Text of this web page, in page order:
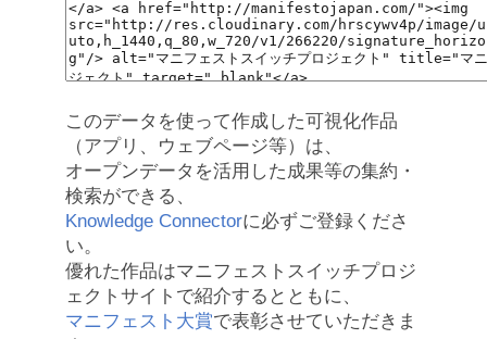
このデータを使って作成した可視化作品
（アプリ、ウェブページ等）は、
オープンデータを活用した成果等の集約・
検索ができる、
Knowledge Connectorに必ずご登録くださ
い。
優れた作品はマニフェストスイッチプロジ
ェクトサイトで紹介するとともに、
マニフェスト大賞で表彰させていただきま